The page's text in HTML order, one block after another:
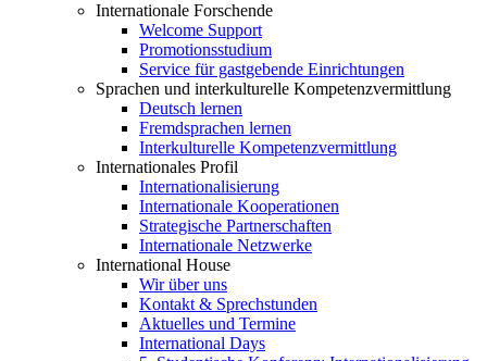
Internationale Forschende
Welcome Support
Promotionsstudium
Service für gastgebende Einrichtungen
Sprachen und interkulturelle Kompetenzvermittlung
Deutsch lernen
Fremdsprachen lernen
Interkulturelle Kompetenzvermittlung
Internationales Profil
Internationalisierung
Internationale Kooperationen
Strategische Partnerschaften
Internationale Netzwerke
International House
Wir über uns
Kontakt & Sprechstunden
Aktuelles und Termine
International Days